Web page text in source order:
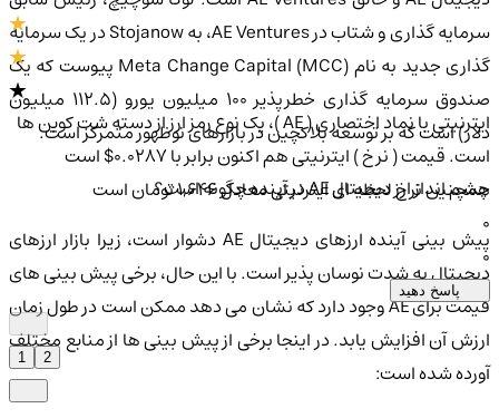
سرمایه گذاری و شتاب در AE Ventures، به Stojanow در یک سرمایه
گذاری جدید به نام Meta Change Capital (MCC) پیوست که یک
صندوق سرمایه گذاری خطرپذیر 100 میلیون یورو (112.5 میلیون
دلار) است که بر توسعه بلاکچین در بازارهای نوظهور متمرکز است.
چشم انداز ارز دیجیتال AE در آینده چگونه است؟
پیش بینی آینده ارزهای دیجیتال AE دشوار است، زیرا بازار ارزهای
دیجیتال به شدت نوسان پذیر است. با این حال، برخی پیش بینی های
قیمت برای AE وجود دارد که نشان می دهد ممکن است در طول زمان
ارزش آن افزایش یابد. در اینجا برخی از پیش بینی ها از منابع مختلف
آورده شده است:
ایترنیتی با نماد اختصاری ( AE )، یک نوع رمز ارز از دسته شت کوین ها
است. قیمت ( نرخ ) ایترنیتی هم اکنون برابر با 0.0287$ است
همچنین نرخ لحظه ای ایترنیتی معادل 1,646 تومان است
پاسخ دهید